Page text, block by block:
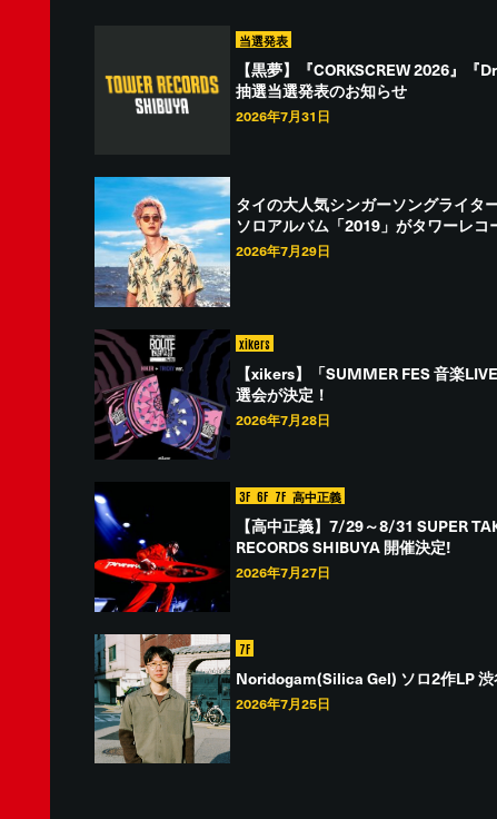
当選発表
【黒夢】『CORKSCREW 2026』
抽選当選発表のお知らせ
2026年7月31日
タイの大人気シンガーソングライタ
ソロアルバム「2019」がタワーレコ
2026年7月29日
xikers
【xikers】「SUMMER FES 音楽
選会が決定！
2026年7月28日
3F 6F 7F 高中正義
【高中正義】7/29～8/31 SUPER
RECORDS SHIBUYA 開催決定!
2026年7月27日
7F
Noridogam(Silica Gel) ソロ2作LP 渋
2026年7月25日